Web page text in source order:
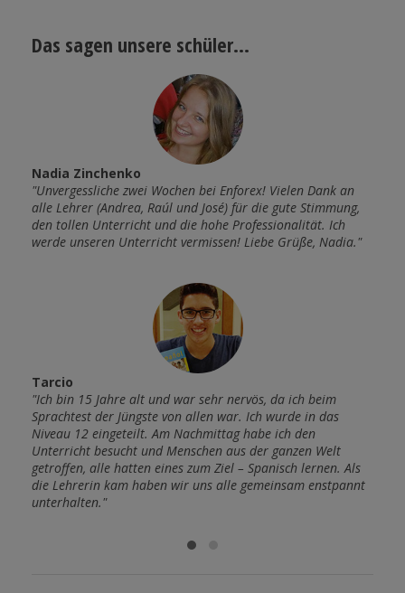
Das sagen unsere schüler...
Nadia Zinchenko
"Unvergessliche zwei Wochen bei Enforex! Vielen Dank an
alle Lehrer (Andrea, Raúl und José) für die gute Stimmung,
den tollen Unterricht und die hohe Professionalität. Ich
werde unseren Unterricht vermissen! Liebe Grüße, Nadia."
Tarcio
"Ich bin 15 Jahre alt und war sehr nervös, da ich beim
Sprachtest der Jüngste von allen war. Ich wurde in das
Niveau 12 eingeteilt. Am Nachmittag habe ich den
Unterricht besucht und Menschen aus der ganzen Welt
getroffen, alle hatten eines zum Ziel – Spanisch lernen. Als
die Lehrerin kam haben wir uns alle gemeinsam enstpannt
unterhalten."